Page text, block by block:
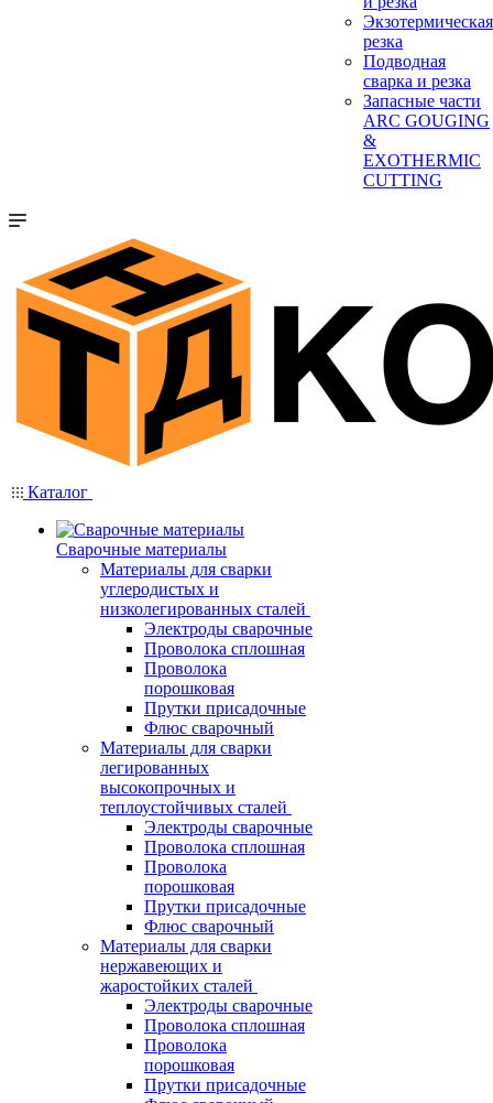
Экзотермическая
резка
Подводная
сварка и резка
Запасные части
ARC GOUGING
&
EXOTHERMIC
CUTTING
Каталог
Сварочные материалы
Материалы для сварки
углеродистых и
низколегированных сталей
Электроды сварочные
Проволока сплошная
Проволока
порошковая
Прутки присадочные
Флюс сварочный
Материалы для сварки
легированных
высокопрочных и
теплоустойчивых сталей
Электроды сварочные
Проволока сплошная
Проволока
порошковая
Прутки присадочные
Флюс сварочный
Материалы для сварки
нержавеющих и
жаростойких сталей
Электроды сварочные
Проволока сплошная
Проволока
порошковая
Прутки присадочные